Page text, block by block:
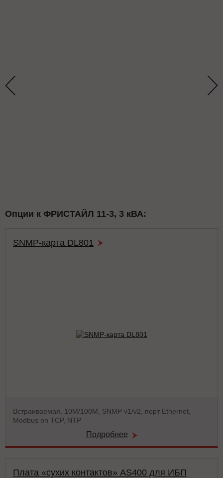
Опции к ФРИСТАЙЛ 11-3, 3 кВА:
SNMP-карта DL801
Встраиваемая, 10М/100М, SNMP v1/v2, порт Ethernet,
Modbus on TCP, NTP
Подробнее
Плата «сухих контактов» AS400 для ИБП